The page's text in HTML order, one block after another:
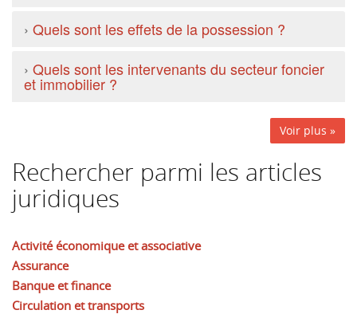
› Quels sont les effets de la possession ?
› Quels sont les intervenants du secteur foncier
et immobilier ?
Voir plus »
Rechercher parmi les articles
juridiques
Activité économique et associative
Assurance
Banque et finance
Circulation et transports